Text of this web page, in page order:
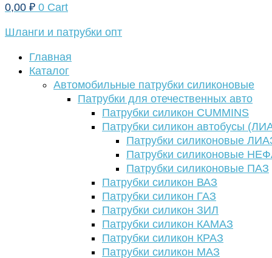
0,00 ₽ 0 Cart
Шланги и патрубки опт
Главная
Каталог
Автомобильные патрубки силиконовые
Патрубки для отечественных авто
Патрубки силикон CUMMINS
Патрубки силикон автобусы
Патрубки силиконовые
Патрубки силиконовые
Патрубки силиконовые ПАЗ
Патрубки силикон ВАЗ
Патрубки силикон ГАЗ
Патрубки силикон ЗИЛ
Патрубки силикон КАМАЗ
Патрубки силикон КРАЗ
Патрубки силикон МАЗ